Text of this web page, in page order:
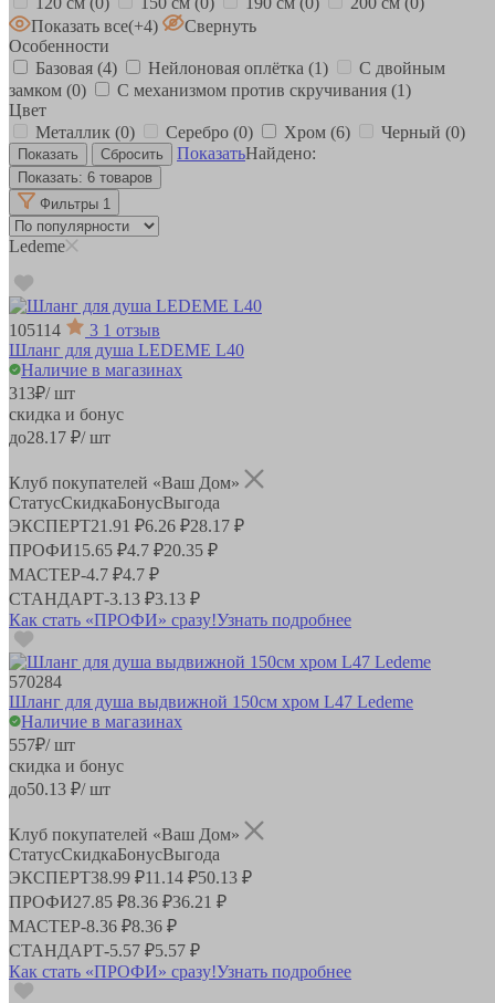
Показать все(+4)
Свернуть
Особенности
Базовая (4) Нейлоновая оплётка (1)
С двойным
замком (0) С механизмом против скручивания (1)
Цвет
Металлик (0) Серебро (0) Хром (6) Черный (0)
ПоказатьНайдено:
Показать: 6 товаров
Фильтры 1
Ledeme
105114 3 1 отзыв
Шланг для душа LEDEME L40
Наличие в магазинах
313₽/ шт
скидка и бонус
до28.17 ₽/ шт
Клуб покупателей «Ваш Дом»
СтатусСкидкаБонусВыгода
ЭКСПЕРТ21.91 ₽6.26 ₽28.17 ₽
ПРОФИ15.65 ₽4.7 ₽20.35 ₽
МАСТЕР-4.7 ₽4.7 ₽
СТАНДАРТ-3.13 ₽3.13 ₽
Как стать «ПРОФИ» сразу!Узнать подробнее
570284
Шланг для душа выдвижной 150см хром L47 Ledeme
Наличие в магазинах
557₽/ шт
скидка и бонус
до50.13 ₽/ шт
Клуб покупателей «Ваш Дом»
СтатусСкидкаБонусВыгода
ЭКСПЕРТ38.99 ₽11.14 ₽50.13 ₽
ПРОФИ27.85 ₽8.36 ₽36.21 ₽
МАСТЕР-8.36 ₽8.36 ₽
СТАНДАРТ-5.57 ₽5.57 ₽
Как стать «ПРОФИ» сразу!Узнать подробнее